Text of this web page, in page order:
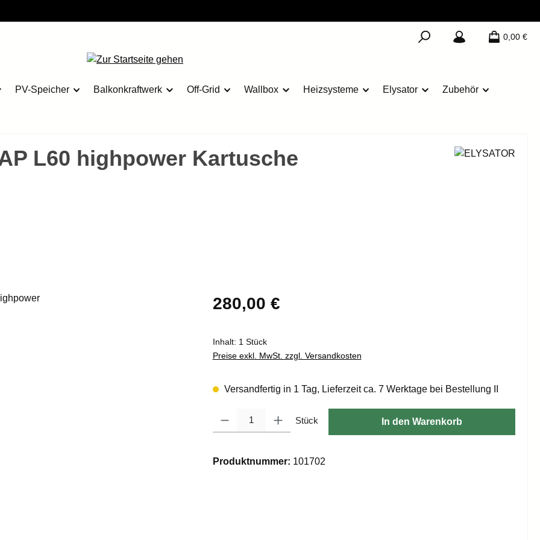
0,00 €
PV-Speicher Balkonkraftwerk Off-Grid Wallbox Heizsysteme Elysator Zubehör
L60 highpower Kartusche
Regulärer Preis:
280,00 €
Inhalt: 1 Stück
Preise exkl. MwSt. zzgl. Versandkosten
Versandfertig in 1 Tag, Lieferzeit ca. 7 Werktage bei Bestellung II
Produkt Anzahl: Gib den gewünschten Wert ein oder benutze die Schaltflächen um
Stück In den Warenkorb
Produktnummer: 101702